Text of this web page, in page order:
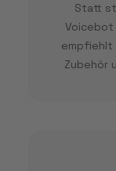
Statt
empfiehlt
Zubehör